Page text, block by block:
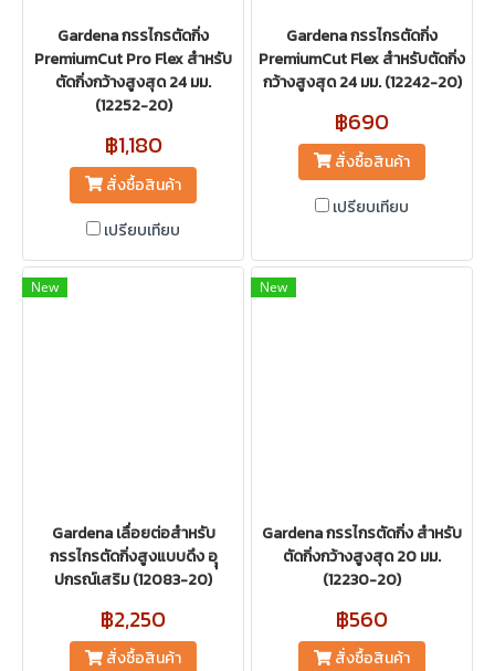
Gardena กรรไกรตัดกิ่ง
PremiumCut Pro Flex สำหรับ
ตัดกิ่งกว้างสูงสุด 24 มม.
(12252-20)
฿1,180
สั่งซื้อสินค้า
เปรียบเทียบ
Gardena กรรไกรตัดกิ่ง
PremiumCut Flex สำหรับตัดกิ่ง
กว้างสูงสุด 24 มม. (12242-20)
฿690
สั่งซื้อสินค้า
เปรียบเทียบ
New
Gardena เลื่อยต่อสำหรับ
กรรไกรตัดกิ่งสูงแบบดึง อุุ
ปกรณ์เสริม (12083-20)
฿2,250
สั่งซื้อสินค้า
New
Gardena กรรไกรตัดกิ่ง สำหรับ
ตัดกิ่งกว้างสูงสุด 20 มม.
(12230-20)
฿560
สั่งซื้อสินค้า